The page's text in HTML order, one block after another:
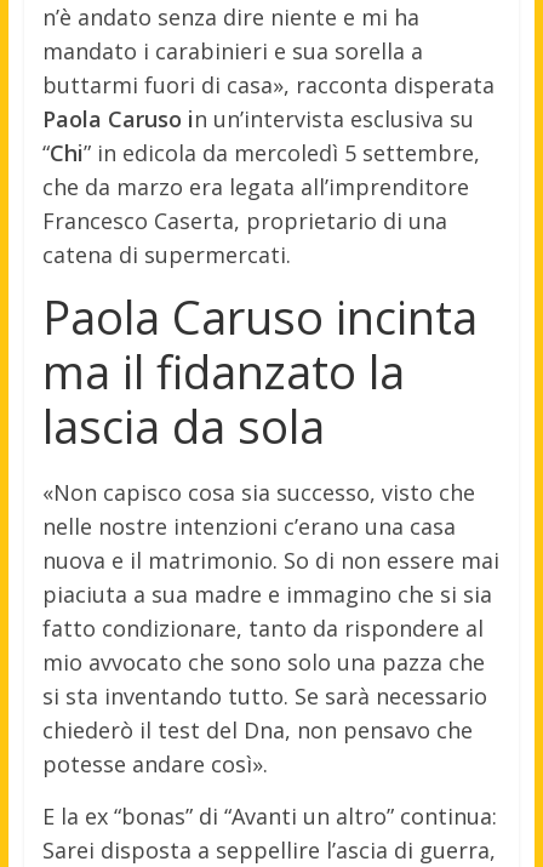
n’è andato senza dire niente e mi ha
mandato i carabinieri e sua sorella a
buttarmi fuori di casa», racconta disperata
Paola Caruso in un’intervista esclusiva su
“Chi” in edicola da mercoledì 5 settembre,
che da marzo era legata all’imprenditore
Francesco Caserta, proprietario di una
catena di supermercati.
Paola Caruso incinta
ma il fidanzato la
lascia da sola
«Non capisco cosa sia successo, visto che
nelle nostre intenzioni c’erano una casa
nuova e il matrimonio. So di non essere mai
piaciuta a sua madre e immagino che si sia
fatto condizionare, tanto da rispondere al
mio avvocato che sono solo una pazza che
si sta inventando tutto. Se sarà necessario
chiederò il test del Dna, non pensavo che
potesse andare così».
E la ex “bonas” di “Avanti un altro” continua:
Sarei disposta a seppellire l’ascia di guerra,